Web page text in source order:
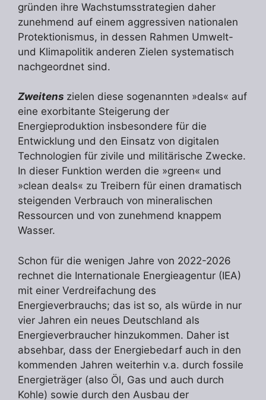
gründen ihre Wachstumsstrategien daher
zunehmend auf einem aggressiven nationalen
Protektionismus, in dessen Rahmen Umwelt-
und Klimapolitik anderen Zielen systematisch
nachgeordnet sind.
Zweitens zielen diese sogenannten »deals« auf
eine exorbitante Steigerung der
Energieproduktion insbesondere für die
Entwicklung und den Einsatz von digitalen
Technologien für zivile und militärische Zwecke.
In dieser Funktion werden die »green« und
»clean deals« zu Treibern für einen dramatisch
steigenden Verbrauch von mineralischen
Ressourcen und von zunehmend knappem
Wasser.
Schon für die wenigen Jahre von 2022-2026
rechnet die Internationale Energieagentur (IEA)
mit einer Verdreifachung des
Energieverbrauchs; das ist so, als würde in nur
vier Jahren ein neues Deutschland als
Energieverbraucher hinzukommen. Daher ist
absehbar, dass der Energiebedarf auch in den
kommenden Jahren weiterhin v.a. durch fossile
Energieträger (also Öl, Gas und auch durch
Kohle) sowie durch den Ausbau der